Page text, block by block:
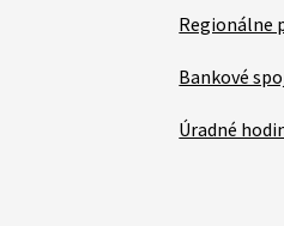
Regionálne
Bankové
Úradné